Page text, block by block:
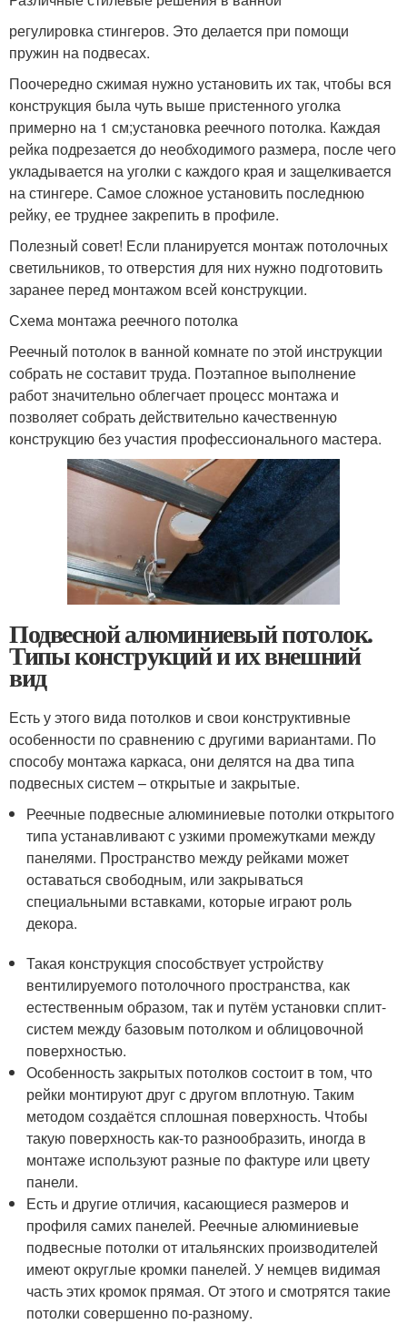
регулировка стингеров. Это делается при помощи
пружин на подвесах.
Поочередно сжимая нужно установить их так, чтобы вся
конструкция была чуть выше пристенного уголка
примерно на 1 см;установка реечного потолка. Каждая
рейка подрезается до необходимого размера, после чего
укладывается на уголки с каждого края и защелкивается
на стингере. Самое сложное установить последнюю
рейку, ее труднее закрепить в профиле.
Полезный совет! Если планируется монтаж потолочных
светильников, то отверстия для них нужно подготовить
заранее перед монтажом всей конструкции.
Схема монтажа реечного потолка
Реечный потолок в ванной комнате по этой инструкции
собрать не составит труда. Поэтапное выполнение
работ значительно облегчает процесс монтажа и
позволяет собрать действительно качественную
конструкцию без участия профессионального мастера.
Подвесной алюминиевый потолок.
Типы конструкций и их внешний
вид
Есть у этого вида потолков и свои конструктивные
особенности по сравнению с другими вариантами. По
способу монтажа каркаса, они делятся на два типа
подвесных систем – открытые и закрытые.
Реечные подвесные алюминиевые потолки открытого
типа устанавливают с узкими промежутками между
панелями. Пространство между рейками может
оставаться свободным, или закрываться
специальными вставками, которые играют роль
декора.
Такая конструкция способствует устройству
вентилируемого потолочного пространства, как
естественным образом, так и путём установки сплит-
систем между базовым потолком и облицовочной
поверхностью.
Особенность закрытых потолков состоит в том, что
рейки монтируют друг с другом вплотную. Таким
методом создаётся сплошная поверхность. Чтобы
такую поверхность как-то разнообразить, иногда в
монтаже используют разные по фактуре или цвету
панели.
Есть и другие отличия, касающиеся размеров и
профиля самих панелей. Реечные алюминиевые
подвесные потолки от итальянских производителей
имеют округлые кромки панелей. У немцев видимая
часть этих кромок прямая. От этого и смотрятся такие
потолки совершенно по-разному.